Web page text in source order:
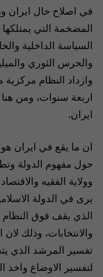
في اصلاح حال ايران
المضخمة التي
السياسة الداخلية
والحرس الثوري
وازداد النظام
اربعة سنوات، ومن هنا
ايران.
ان ما يقع في ايران
حول مفهوم الدولة
وولاية الفقيه
يرى في الدولة
الذي يقف فوق
والانتخابات، وذلك
تفسير المرشد الذي
لتفسير الاوضاع واخذ